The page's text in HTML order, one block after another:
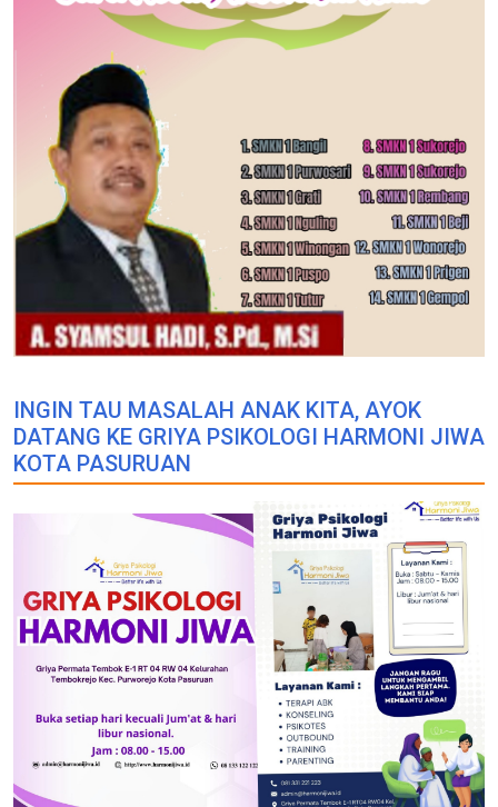
INGIN TAU MASALAH ANAK KITA, AYOK
DATANG KE GRIYA PSIKOLOGI HARMONI JIWA
KOTA PASURUAN